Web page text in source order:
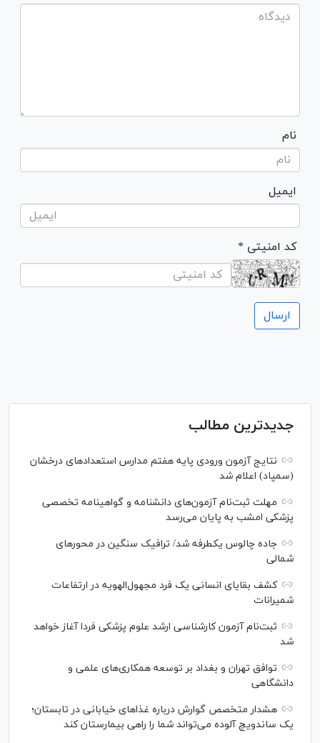
نام
ایمیل
* کد امنیتی
جدیدترین مطالب
نتایج آزمون ورودی پایه هفتم مدارس استعدادهای درخشان
(سمپاد) اعلام شد
مهلت ثبت‌نام آزمون‌های دانشنامه و گواهینامه تخصصی
پزشکی امشب به پایان می‌رسد
جاده چالوس یکطرفه شد/ ترافیک سنگین در محورهای
شمالی
کشف بقایای انسانی یک فرد مجهول‌الهویه در ارتفاعات
شمیرانات
ثبت‌نام آزمون کارشناسی ارشد علوم پزشکی فردا آغاز خواهد
شد
توافق تهران و بغداد بر توسعه همکاری‌های علمی و
دانشگاهی
هشدار متخصص گوارش درباره غذا‌های خیابانی در تابستان؛
یک ساندویچ آلوده می‌تواند شما را راهی بیمارستان کند